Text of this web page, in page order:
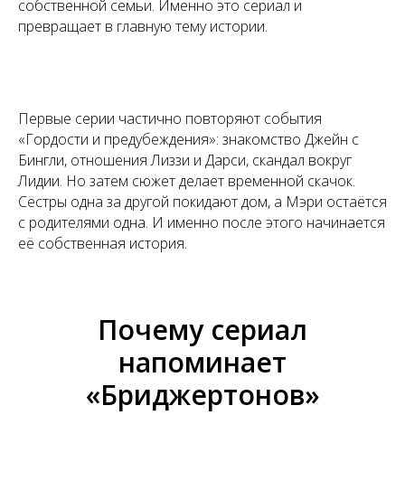
собственной семьи. Именно это сериал и
превращает в главную тему истории.
Первые серии частично повторяют события
«Гордости и предубеждения»: знакомство Джейн с
Бингли, отношения Лиззи и Дарси, скандал вокруг
Лидии. Но затем сюжет делает временной скачок.
Сёстры одна за другой покидают дом, а Мэри остаётся
с родителями одна. И именно после этого начинается
её собственная история.
Почему сериал
напоминает
«Бриджертонов»